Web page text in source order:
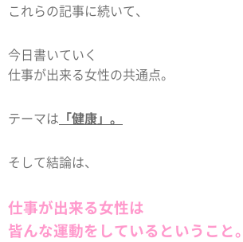
これらの記事に続いて、
今日書いていく
仕事が出来る女性の共通点。
テーマは 「健康」。
そして結論は、
仕事が出来る女性は
皆んな運動をしているということ。